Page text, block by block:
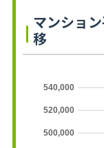
マンショ
移
500,000
520,000
540,000